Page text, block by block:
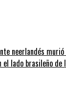
neerlandés
el lado brasileño de